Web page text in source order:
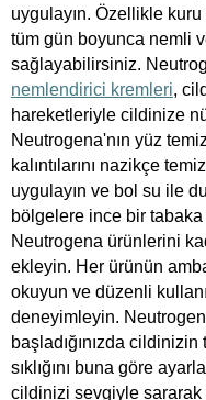
uygulayın. Özellikle
tüm gün boyunca nemli
sağlayabilirsiniz.
nemlendirici kremleri,
hareketleriyle cildinize
Neutrogena'nın yüz
kalıntılarını nazikçe
uygulayın ve bol su ile
bölgelere ince bir
Neutrogena ürünlerini
ekleyin. Her ürünün
okuyun ve düzenli
deneyimleyin.
başladığınızda
sıklığını buna göre
cildinizi sevgiyle